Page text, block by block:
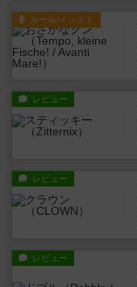
ルール/インスト
レビュー
レビュー
レビュー